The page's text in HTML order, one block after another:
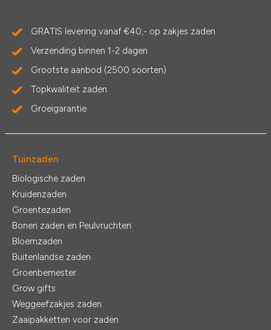
GRATIS levering vanaf €40,- op zakjes zaden
Verzending binnen 1-2 dagen
Grootste aanbod (2500 soorten)
Topkwaliteit zaden
Groeigarantie
Tuinzaden
Biologische zaden
Kruidenzaden
Groentezaden
Bonen zaden en Peulvruchten
Bloemzaden
Buitenlandse zaden
Groenbemester
Grow gifts
Weggeefzakjes zaden
Zaaipakketten voor zaden